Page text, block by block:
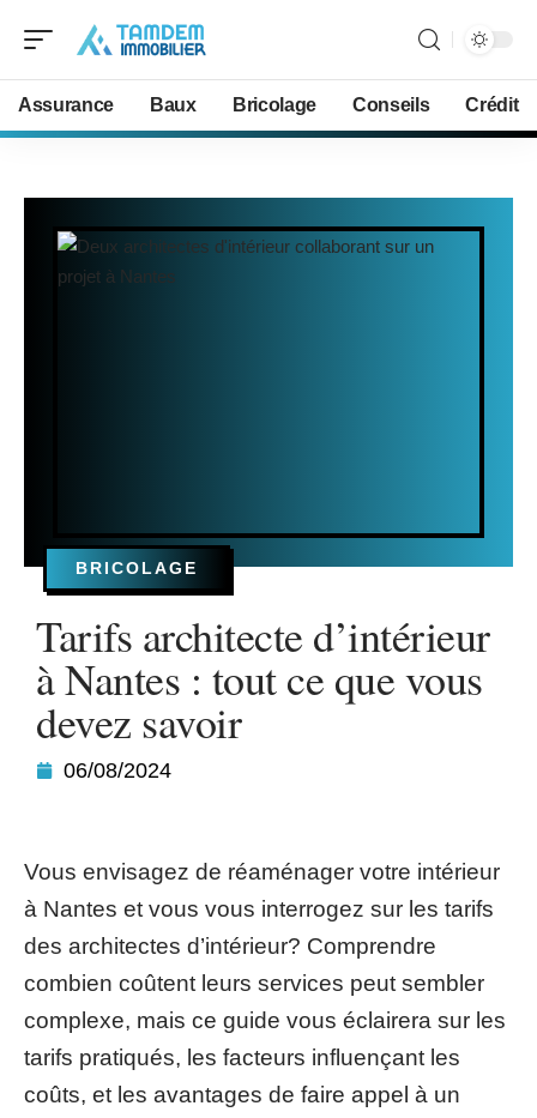
Assurance Baux Bricolage Conseils Crédit
BRICOLAGE
Tarifs architecte d’intérieur
à Nantes : tout ce que vous
devez savoir
06/08/2024
Vous envisagez de réaménager votre intérieur
à Nantes et vous vous interrogez sur les tarifs
des architectes d’intérieur? Comprendre
combien coûtent leurs services peut sembler
complexe, mais ce guide vous éclairera sur les
tarifs pratiqués, les facteurs influençant les
coûts, et les avantages de faire appel à un